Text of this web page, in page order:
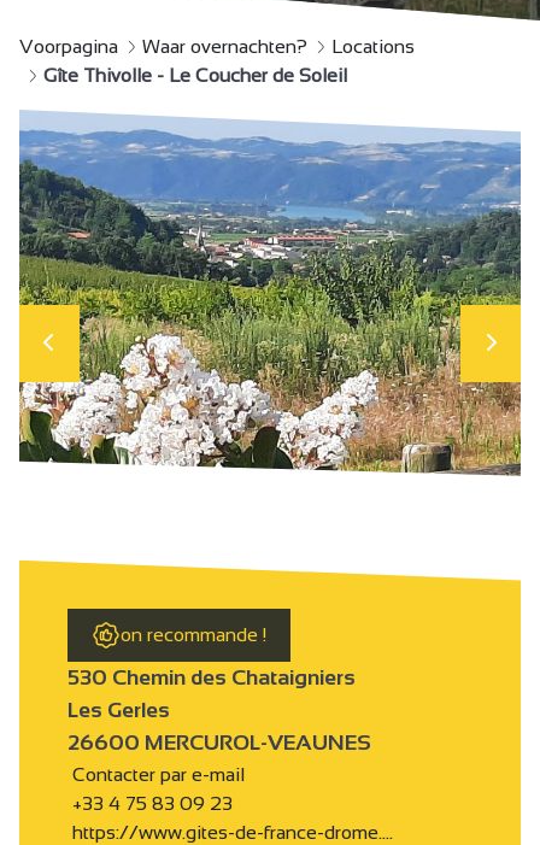
Voorpagina Waar overnachten?
Locations
Gîte Thivolle - Le Coucher de Soleil
on recommande !
530 Chemin des Chataigniers
Les Gerles
26600 MERCUROL-VEAUNES
Contacter par e-mail
+33 4 75 83 09 23
https://www.gites-de-france-drome.…